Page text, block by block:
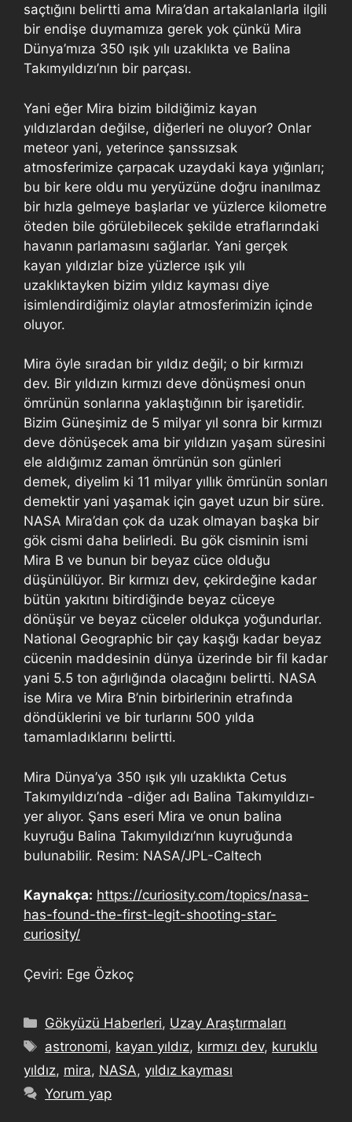
saçtığını belirtti ama Mira’dan artakalanlarla ilgili
bir endişe duymamıza gerek yok çünkü Mira
Dünya’mıza 350 ışık yılı uzaklıkta ve Balina
Takımyıldızı’nın bir parçası.
Yani eğer Mira bizim bildiğimiz kayan
yıldızlardan değilse, diğerleri ne oluyor? Onlar
meteor yani, yeterince şanssızsak
atmosferimize çarpacak uzaydaki kaya yığınları;
bu bir kere oldu mu yeryüzüne doğru inanılmaz
bir hızla gelmeye başlarlar ve yüzlerce kilometre
öteden bile görülebilecek şekilde etraflarındaki
havanın parlamasını sağlarlar. Yani gerçek
kayan yıldızlar bize yüzlerce ışık yılı
uzaklıktayken bizim yıldız kayması diye
isimlendirdiğimiz olaylar atmosferimizin içinde
oluyor.
Mira öyle sıradan bir yıldız değil; o bir kırmızı
dev. Bir yıldızın kırmızı deve dönüşmesi onun
ömrünün sonlarına yaklaştığının bir işaretidir.
Bizim Güneşimiz de 5 milyar yıl sonra bir kırmızı
deve dönüşecek ama bir yıldızın yaşam süresini
ele aldığımız zaman ömrünün son günleri
demek, diyelim ki 11 milyar yıllık ömrünün sonları
demektir yani yaşamak için gayet uzun bir süre.
NASA Mira’dan çok da uzak olmayan başka bir
gök cismi daha belirledi. Bu gök cisminin ismi
Mira B ve bunun bir beyaz cüce olduğu
düşünülüyor. Bir kırmızı dev, çekirdeğine kadar
bütün yakıtını bitirdiğinde beyaz cüceye
dönüşür ve beyaz cüceler oldukça yoğundurlar.
National Geographic bir çay kaşığı kadar beyaz
cücenin maddesinin dünya üzerinde bir fil kadar
yani 5.5 ton ağırlığında olacağını belirtti. NASA
ise Mira ve Mira B’nin birbirlerinin etrafında
döndüklerini ve bir turlarını 500 yılda
tamamladıklarını belirtti.
Mira Dünya’ya 350 ışık yılı uzaklıkta Cetus
Takımyıldızı’nda -diğer adı Balina Takımyıldızı-
yer alıyor. Şans eseri Mira ve onun balina
kuyruğu Balina Takımyıldızı’nın kuyruğunda
bulunabilir. Resim: NASA/JPL-Caltech
Kaynakça: https://curiosity.com/topics/nasa-
has-found-the-first-legit-shooting-star-
curiosity/
Çeviri: Ege Özkoç
Gökyüzü Haberleri, Uzay Araştırmaları
astronomi, kayan yıldız, kırmızı dev, kuruklu
yıldız, mira, NASA, yıldız kayması
Yorum yap